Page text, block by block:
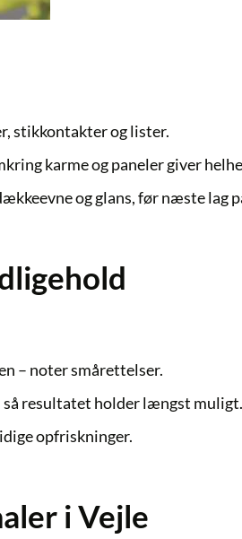
stikkontakter og lister.
karme og paneler giver
og glans, før næste lag
– noter smårettelser.
så resultatet holder længst muligt.
opfriskninger.
i Vejle